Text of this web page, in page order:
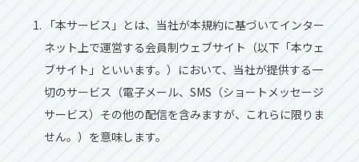
「本サービス」とは、当社が本規約に基づいてインター
ネット上で運営する会員制ウェブサイト（以下「本ウェ
ブサイト」といいます。）において、当社が提供する一
切のサービス（電子メール、SMS（ショートメッセージ
サービス）その他の配信を含みますが、これらに限りま
せん。）を意味します。